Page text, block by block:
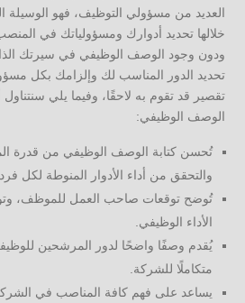
العديد من مسؤولي التوظيف، فهو الوسيلة
خلالها تحديد أدوارك ومسؤولياتك في
ودون وجود الوصف الوظيفي في سيرتك
تحديد الدور المناسب لك وإلزامك بكل
تقصير قد تقوم به لاحقًا، وفيما يلي سنتناول
الوصف الوظيفي:
تُحسن كتابة الوصف الوظيفي من قدرة
والتحقق من أداء الأدوار المنوطة لكل
تُوضح توقعات صاحب العمل للموظف،
الأداء الوظيفي.
يُقدم وصفًا واضحًا لدور المرشحين
متكاملًا للشركة.
يساعد على فهم كافة المناصب في